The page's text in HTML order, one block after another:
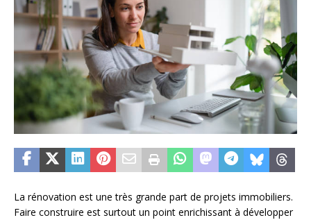
La rénovation est une très grande part de projets immobiliers.
Faire construire est surtout un point enrichissant à développer